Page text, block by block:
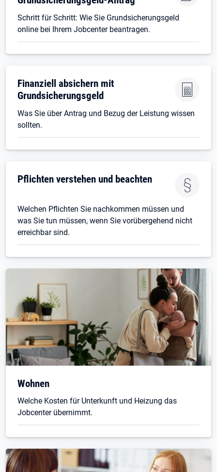
Schritt für Schritt: Wie Sie Grundsicherungsgeld
online bei Ihrem Jobcenter beantragen.
Finanziell absichern mit
Grundsicherungsgeld
Was Sie über Antrag und Bezug der Leistung wissen
sollten.
Pflichten verstehen und beachten
Welchen Pflichten Sie nachkommen müssen und
was Sie tun müssen, wenn Sie vorübergehend nicht
erreichbar sind.
Wohnen
Welche Kosten für Unterkunft und Heizung das
Jobcenter übernimmt.